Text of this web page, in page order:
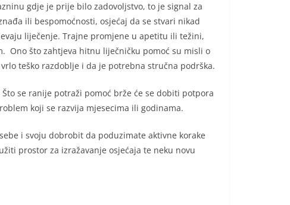
gdje je prije bilo zadovoljstvo, to je signal za
ili bespomoćnosti, osjećaj da se stvari nikad
liječenje. Trajne promjene u apetitu ili težini,
Ono što zahtjeva hitnu liječničku pomoć su misli o
teško razdoblje i da je potrebna stručna podrška.
se ranije potraži pomoć brže će se dobiti potpora
koji se razvija mjesecima ili godinama.
i svoju dobrobit da poduzimate aktivne korake
prostor za izražavanje osjećaja te neku novu